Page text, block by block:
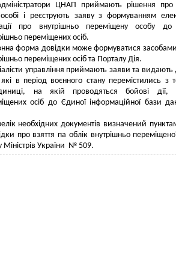
ЦНАП приймають рішення про
і реєструють заяву з формуванням
про внутрішньо переміщену особу до
переміщених осіб.
форма довідки може формуватися
переміщених осіб та Порталу Дія.
управління приймають заяви та видають
в період воєнного стану перемістились з
одиниці, на якій проводяться бойові дії,
осіб до Єдиної інформаційної бази
необхідних документів визначений
про взяття па облік внутрішньо
України № 509.